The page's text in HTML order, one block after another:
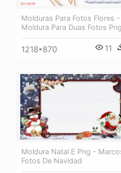
Molduras Para Fotos Flores -
Moldura Para Duas Fotos Png
1218*870 11
Moldura Natal E Png -
Fotos De Navidad